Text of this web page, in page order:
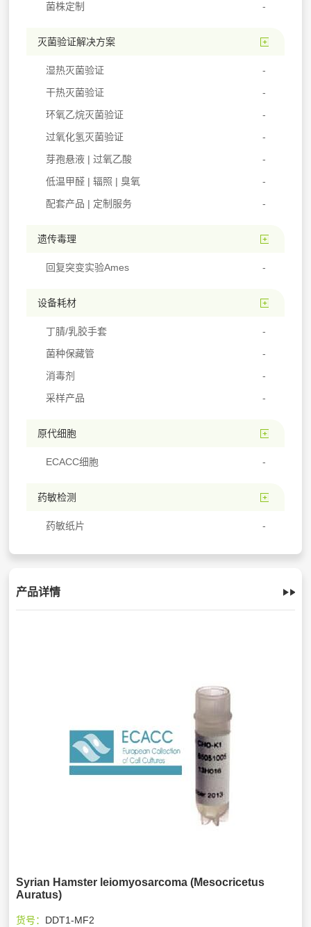
菌株定制
灭菌验证解决方案
湿热灭菌验证
干热灭菌验证
环氧乙烷灭菌验证
过氧化氢灭菌验证
芽孢悬液 | 过氧乙酸
低温甲醛 | 辐照 | 臭氧
配套产品 | 定制服务
遗传毒理
回复突变实验Ames
设备耗材
丁腈/乳胶手套
菌种保藏管
消毒剂
采样产品
原代细胞
ECACC细胞
药敏检测
药敏纸片
产品详情
Syrian Hamster leiomyosarcoma (Mesocricetus
Auratus)
货号： DDT1-MF2